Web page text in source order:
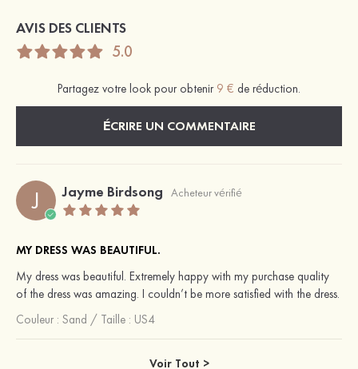
AVIS DES CLIENTS
5.0
Partagez votre look pour obtenir 9 € de réduction.
ÉCRIRE UN COMMENTAIRE
J Jayme Birdsong Acheteur vérifié
MY DRESS WAS BEAUTIFUL.
My dress was beautiful. Extremely happy with my purchase quality
of the dress was amazing. I couldn’t be more satisfied with the dress.
Couleur : Sand / Taille : US4
Voir Tout >